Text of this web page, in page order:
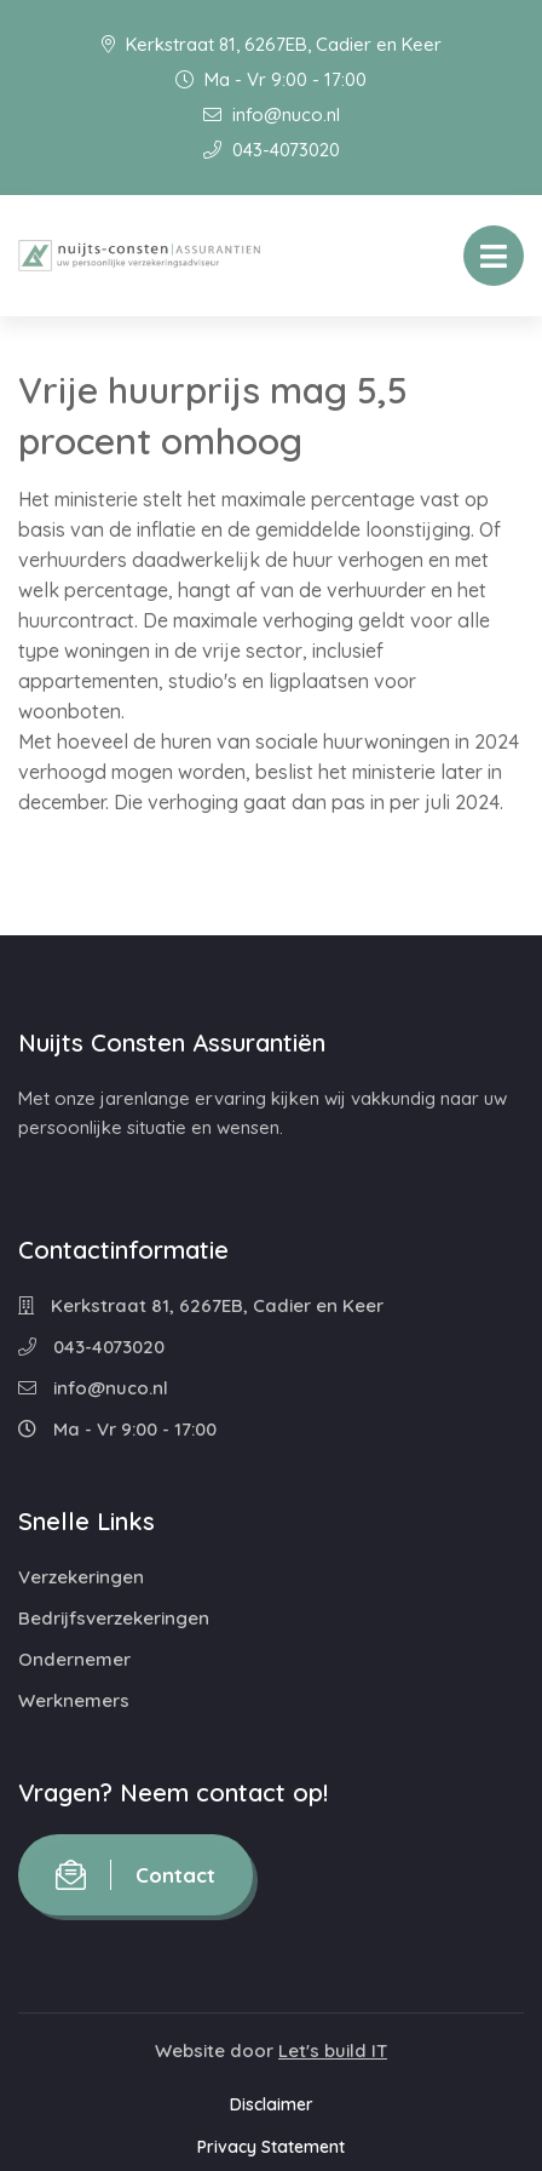
Kerkstraat 81, 6267EB, Cadier en Keer
Ma - Vr 9:00 - 17:00
info@nuco.nl
043-4073020
Vrije huurprijs mag 5,5
procent omhoog
Het ministerie stelt het maximale percentage vast op
basis van de inflatie en de gemiddelde loonstijging. Of
verhuurders daadwerkelijk de huur verhogen en met
welk percentage, hangt af van de verhuurder en het
huurcontract. De maximale verhoging geldt voor alle
type woningen in de vrije sector, inclusief
appartementen, studio's en ligplaatsen voor
woonboten.
Met hoeveel de huren van sociale huurwoningen in 2024
verhoogd mogen worden, beslist het ministerie later in
december. Die verhoging gaat dan pas in per juli 2024.
Nuijts Consten Assurantiën
Met onze jarenlange ervaring kijken wij vakkundig naar uw
persoonlijke situatie en wensen.
Contactinformatie
Kerkstraat 81, 6267EB, Cadier en Keer
043-4073020
info@nuco.nl
Ma - Vr 9:00 - 17:00
Snelle Links
Verzekeringen
Bedrijfsverzekeringen
Ondernemer
Werknemers
Vragen? Neem contact op!
Contact
Website door Let's build IT
Disclaimer
Privacy Statement